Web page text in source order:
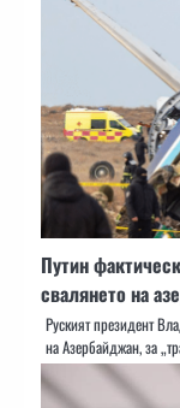
Путин
свалянето на
Руският президент
на Азербайджан, за